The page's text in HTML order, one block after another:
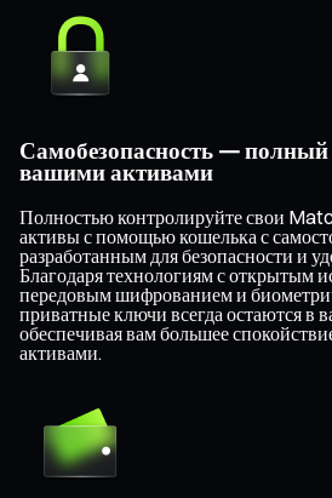
Самобезопасность —
вашими активами
Полностью контролируйте свои
активы с помощью кошелька с
разработанным для безопасности и
Благодаря технологиям с открытым
передовым шифрованием и
приватные ключи всегда остаются в
обеспечивая вам большее
активами.